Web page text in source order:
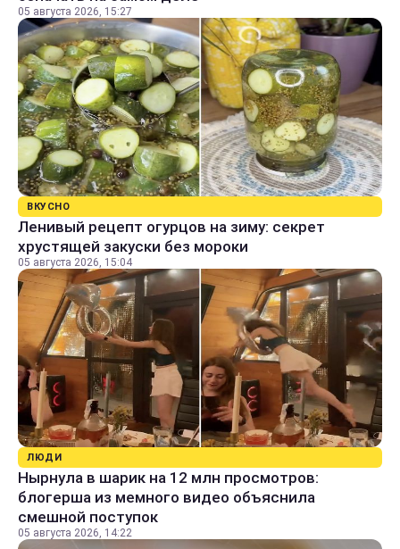
05 августа 2026, 15:27
ВКУСНО
Ленивый рецепт огурцов на зиму: секрет
хрустящей закуски без мороки
05 августа 2026, 15:04
ЛЮДИ
Нырнула в шарик на 12 млн просмотров:
блогерша из мемного видео объяснила
смешной поступок
05 августа 2026, 14:22